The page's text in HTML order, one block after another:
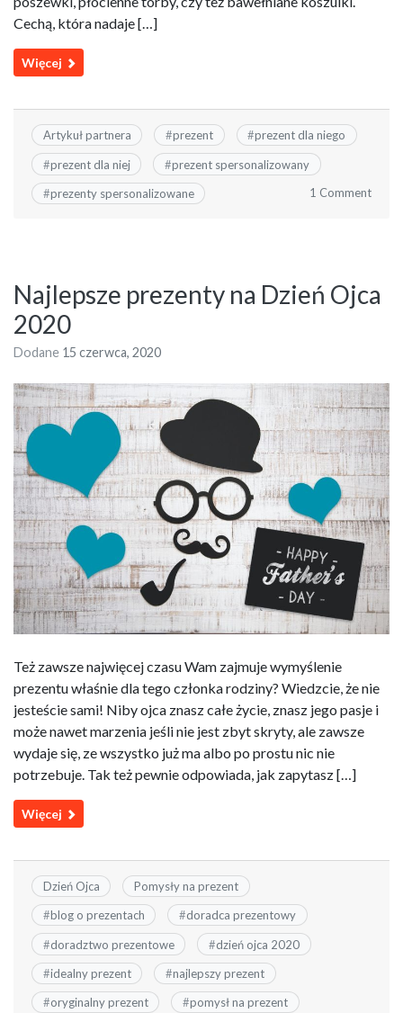
Cechą, która nadaje […]
Więcej
Artykuł partnera #prezent #prezent dla niego
#prezent dla niej #prezent spersonalizowany
#prezenty spersonalizowane 1 Comment
Najlepsze prezenty na Dzień Ojca
2020
Dodane 15 czerwca, 2020
Też zawsze najwięcej czasu Wam zajmuje wymyślenie
prezentu właśnie dla tego członka rodziny? Wiedzcie, że nie
jesteście sami! Niby ojca znasz całe życie, znasz jego pasje i
może nawet marzenia jeśli nie jest zbyt skryty, ale zawsze
wydaje się, ze wszystko już ma albo po prostu nic nie
potrzebuje. Tak też pewnie odpowiada, jak zapytasz […]
Więcej
Dzień Ojca Pomysły na prezent
#blog o prezentach #doradca prezentowy
#doradztwo prezentowe #dzień ojca 2020
#idealny prezent #najlepszy prezent
#oryginalny prezent #pomysł na prezent